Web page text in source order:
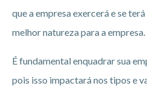
que a empresa exercerá e se
melhor natureza para a empresa.
É fundamental enquadrar sua
pois isso impactará nos tipos e